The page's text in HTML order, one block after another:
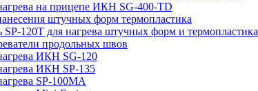
на прицепе ИКН SG-400-TD
штучных форм термопластика
120T для нагрева штучных форм и термопластика
продольных швов
ИКН SG-120
ИКН SP-135
SP-100МА